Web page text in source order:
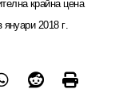
крайна цена
януари2018г.